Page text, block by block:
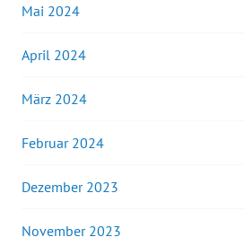
Mai 2024
April 2024
März 2024
Februar 2024
Dezember 2023
November 2023